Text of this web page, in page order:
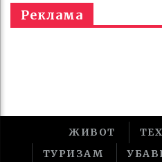
Реклама
ЖИВОТ
ТУРИЗАМ